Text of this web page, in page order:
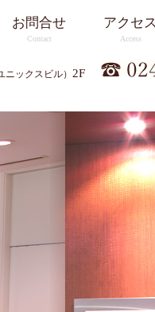
ニックスビル） 2F
お問合せ
Contact
アクセス
Access